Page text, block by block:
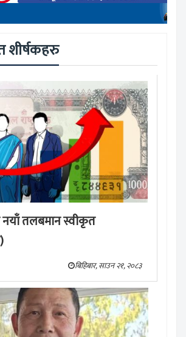
शीर्षकहरु
नयाँ तलबमान स्वीकृत
बिहिबार, साउन २१, २०८३